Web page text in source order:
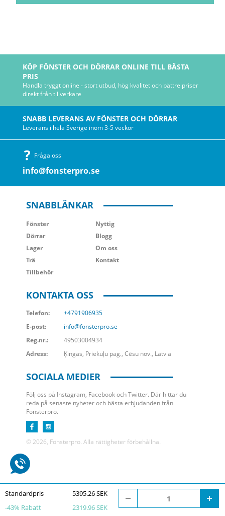
Standardpris
5395.26 SEK
-43% Rabatt 2319.96 SEK
KÖP FÖNSTER OCH DÖRRAR ONLINE TILL BÄSTA
PRIS
Handla tryggt online - stort utbud, hög kvalitet och bättre priser
direkt från tillverkare
SNABB LEVERANS AV FÖNSTER OCH DÖRRAR
Leverans i hela Sverige inom 3-5 veckor
Fråga oss
info@fonsterpro.se
SNABBLÄNKAR
Fönster
Dörrar
Lager
Trä
Tillbehör
Nyttig
Blogg
Om oss
Kontakt
KONTAKTA OSS
Telefon:
+4791906935
E-post:
info@fonsterpro.se
Reg.nr.:
49503004934
Adress:
Ķingas, Priekuļu pag., Cēsu nov., Latvia
SOCIALA MEDIER
Följ oss på Instagram, Facebook och Twitter. Där hittar du
reda på senaste nyheter och bästa erbjudanden från
Fönsterpro.
© 2026, Fönsterpro. Alla rättigheter förbehållna.